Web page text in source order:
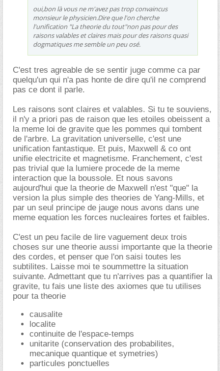
oui,bon là vous ne m'avez pas trop convaincus
monsieur le physicien.Dire que l'on cherche
l'unification "La theorie du tout"non pas pour des
raisons valables et claires mais pour des raisons quasi
dogmatiques me semble un peu osé.
C'est tres agreable de se sentir juge comme ca par
quelqu'un qui n'a pas honte de dire qu'il ne comprend
pas ce dont il parle.
Les raisons sont claires et valables. Si tu te souviens,
il n'y a priori pas de raison que les etoiles obeissent a
la meme loi de gravite que les pommes qui tombent
de l'arbre. La gravitation universelle, c'est une
unification fantastique. Et puis, Maxwell & co ont
unifie electricite et magnetisme. Franchement, c'est
pas trivial que la lumiere procede de la meme
interaction que la boussole. Et nous savons
aujourd'hui que la theorie de Maxwell n'est "que" la
version la plus simple des theories de Yang-Mills, et
par un seul principe de jauge nous avons dans une
meme equation les forces nucleaires fortes et faibles.
C'est un peu facile de lire vaguement deux trois
choses sur une theorie aussi importante que la theorie
des cordes, et penser que l'on saisi toutes les
subtilites. Laisse moi te soummettre la situation
suivante. Admettant que tu n'arrives pas a quantifier la
gravite, tu fais une liste des axiomes que tu utilises
pour ta theorie
causalite
localite
continuite de l'espace-temps
unitarite (conservation des probabilites,
mecanique quantique et symetries)
particules ponctuelles